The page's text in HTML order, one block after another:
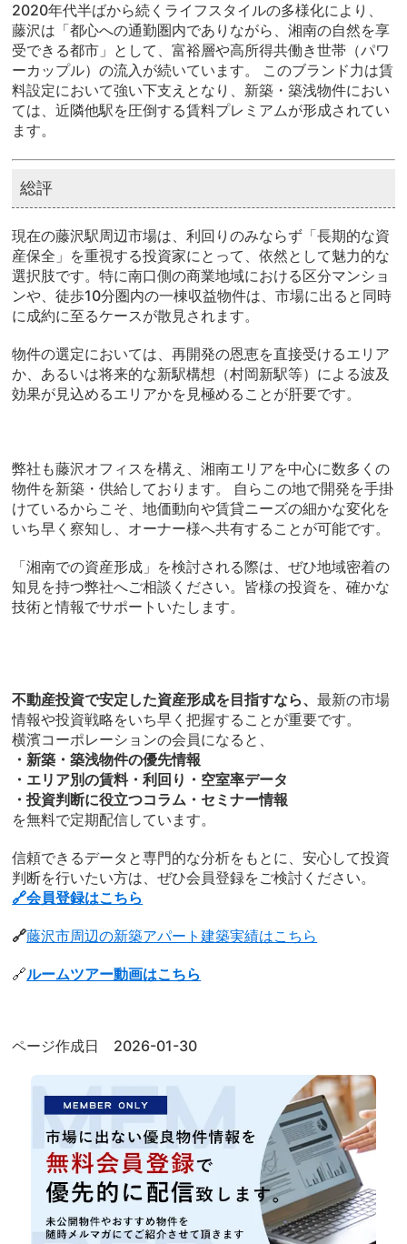
2020年代半ばから続くライフスタイルの多様化により、
藤沢は「都心への通勤圏内でありながら、湘南の自然を享
受できる都市」として、富裕層や高所得共働き世帯（パワ
ーカップル）の流入が続いています。 このブランド力は賃
料設定において強い下支えとなり、新築・築浅物件におい
ては、近隣他駅を圧倒する賃料プレミアムが形成されてい
ます。
総評
現在の藤沢駅周辺市場は、利回りのみならず「長期的な資
産保全」を重視する投資家にとって、依然として魅力的な
選択肢です。特に南口側の商業地域における区分マンショ
ンや、徒歩10分圏内の一棟収益物件は、市場に出ると同時
に成約に至るケースが散見されます。
物件の選定においては、再開発の恩恵を直接受けるエリア
か、あるいは将来的な新駅構想（村岡新駅等）による波及
効果が見込めるエリアかを見極めることが肝要です。
弊社も藤沢オフィスを構え、湘南エリアを中心に数多くの
物件を新築・供給しております。
自らこの地で開発を手掛
けているからこそ、地価動向や賃貸ニーズの細かな変化を
いち早く察知し、オーナー様へ共有することが可能です。
「湘南での資産形成」を検討される際は、ぜひ地域密着の
知見を持つ弊社へご相談ください。皆様の投資を、確かな
技術と情報でサポートいたします。
不動産投資で安定した資産形成を目指すなら、最新の市場
情報や投資戦略をいち早く把握することが重要です。
横濱コーポレーションの会員になると、
・新築・築浅物件の優先情報
・エリア別の賃料・利回り・空室率データ
・投資判断に役立つコラム・セミナー情報
を無料で定期配信しています。
信頼できるデータと専門的な分析をもとに、安心して投資
判断を行いたい方は、ぜひ会員登録をご検討ください。
🔗会員登録はこちら
🔗藤沢市周辺の新築アパート建築実績はこちら
🔗ルームツアー動画はこちら
ページ作成日 2026-01-30